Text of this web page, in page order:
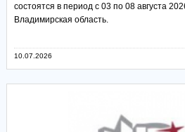
состоятся в период с 03 по 08 августа
Владимирская область.
10.07.2026